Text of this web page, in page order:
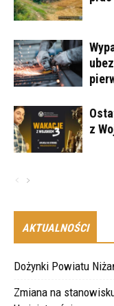
z
AKTUALNOŚCI
Dożynki Powiatu
Zmiana na